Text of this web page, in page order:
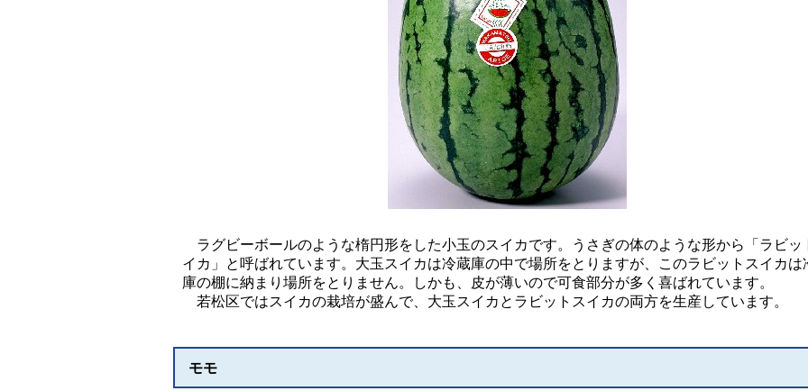
ラグビーボールのような楕円形をした小玉のスイカです。うさぎの体のような形から「ラビッ
イカ」と呼ばれています。大玉スイカは冷蔵庫の中で場所をとりますが、このラビットスイカは
庫の棚に納まり場所をとりません。しかも、皮が薄いので可食部分が多く喜ばれています。
若松区ではスイカの栽培が盛んで、大玉スイカとラビットスイカの両方を生産しています。
モモ